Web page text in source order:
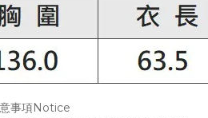
事項Notice